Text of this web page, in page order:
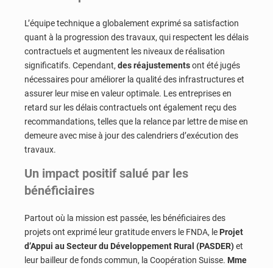
L’équipe technique a globalement exprimé sa satisfaction
quant à la progression des travaux, qui respectent les délais
contractuels et augmentent les niveaux de réalisation
significatifs. Cependant, des réajustementsont été jugés
nécessaires pour améliorer la qualité des infrastructures et
assurer leur mise en valeur optimale. Les entreprises en
retard sur les délais contractuels ont également reçu des
recommandations, telles que la relance par lettre de mise en
demeure avec mise à jour des calendriers d’exécution des
travaux.
Un impact positif salué par les
bénéficiaires
Partout où la mission est passée, les bénéficiaires des
projets ont exprimé leur gratitude envers le FNDA, le Projet
d’Appui au Secteur du Développement Rural (PASDER)et
leur bailleur de fonds commun, la Coopération Suisse. Mme